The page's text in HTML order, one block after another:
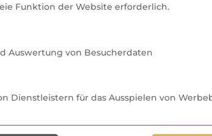
Funktion der Website erforderlich.
Auswertung von Besucherdaten
Dienstleistern für das Ausspielen von